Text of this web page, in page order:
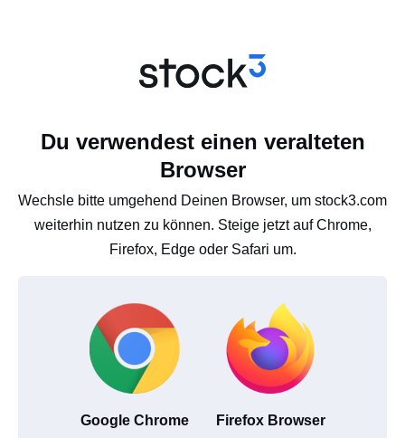
Du verwendest einen veralteten
Browser
Wechsle bitte umgehend Deinen Browser, um stock3.com
weiterhin nutzen zu können. Steige jetzt auf Chrome,
Firefox, Edge oder Safari um.
Google Chrome Firefox Browser